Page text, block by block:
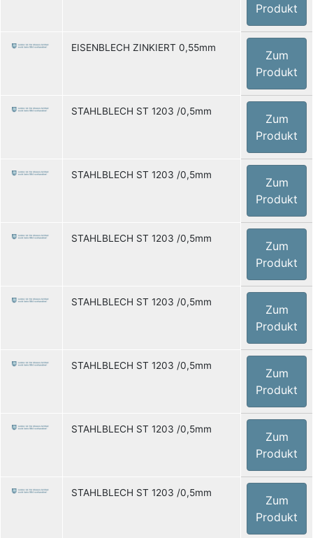
Produkt
EISENBLECH ZINKIERT 0,55mm
Zum
Produkt
STAHLBLECH ST 1203 /0,5mm
Zum
Produkt
STAHLBLECH ST 1203 /0,5mm
Zum
Produkt
STAHLBLECH ST 1203 /0,5mm
Zum
Produkt
STAHLBLECH ST 1203 /0,5mm
Zum
Produkt
STAHLBLECH ST 1203 /0,5mm
Zum
Produkt
STAHLBLECH ST 1203 /0,5mm
Zum
Produkt
STAHLBLECH ST 1203 /0,5mm
Zum
Produkt